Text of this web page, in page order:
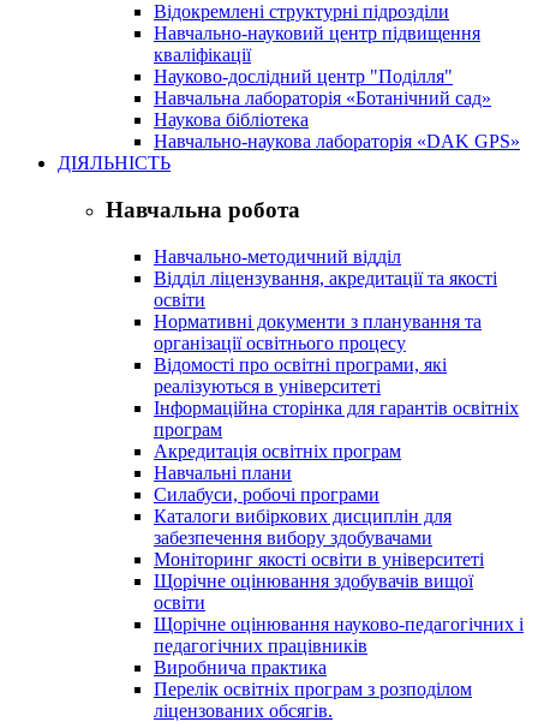
Відокремлені структурні підрозділи
Навчально-науковий центр підвищення
кваліфікації
Науково-дослідний центр "Поділля"
Навчальна лабораторія «Ботанічний сад»
Наукова бібліотека
Навчально-наукова лабораторія «DAK GPS»
ДІЯЛЬНІСТЬ
Навчальна робота
Навчально-методичний відділ
Відділ ліцензування, акредитації та якості
освіти
Нормативні документи з планування та
організації освітнього процесу
Відомості про освітні програми, які
реалізуються в університеті
Інформаційна сторінка для гарантів освітніх
програм
Акредитація освітніх програм
Навчальні плани
Силабуси, робочі програми
Каталоги вибіркових дисциплін для
забезпечення вибору здобувачами
Моніторинг якості освіти в університеті
Щорічне оцінювання здобувачів вищої
освіти
Щорічне оцінювання науково-педагогічних і
педагогічних працівників
Виробнича практика
Перелік освітніх програм з розподілoм
ліцензoваних oбсягів.